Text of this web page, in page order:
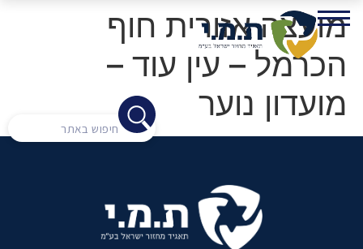
מועצה אזורית חוף
הכרמל – עין עוד –
מועדון נוער